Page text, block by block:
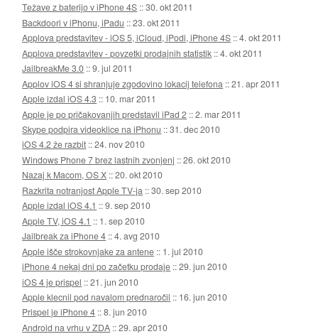
Težave z baterijo v iPhone 4S ::30. okt 2011
Backdoori v iPhonu, iPadu ::23. okt 2011
Applova predstavitev - iOS 5, iCloud, iPodi, iPhone 4S ::4. okt 2011
Applova predstavitev - povzetki prodajnih statistik ::4. okt 2011
JailbreakMe 3.0 ::9. jul 2011
Applov iOS 4 si shranjuje zgodovino lokacij telefona ::21. apr 2011
Apple izdal iOS 4.3 :: 10. mar 2011
Apple je po pričakovanjih predstavil iPad 2 ::2. mar 2011
Skype podpira videoklice na iPhonu ::31. dec 2010
iOS 4.2 že razbit ::24. nov 2010
Windows Phone 7 brez lastnih zvonjenj ::26. okt 2010
Nazaj k Macom, OS X ::20. okt 2010
Razkrita notranjost Apple TV-ja ::30. sep 2010
Apple izdal iOS 4.1 ::9. sep 2010
Apple TV, iOS 4.1 :: 1. sep 2010
Jailbreak za iPhone 4 ::4. avg 2010
Apple išče strokovnjake za antene :: 1. jul 2010
iPhone 4 nekaj dni po začetku prodaje ::29. jun 2010
iOS 4 je prispel ::21. jun 2010
Apple klecnil pod navalom prednaročil :: 16. jun 2010
Prispel je iPhone 4 ::8. jun 2010
Android na vrhu v ZDA ::29. apr 2010